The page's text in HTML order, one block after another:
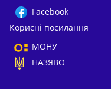
Facebook
Корисні посилання
МОНУ
НАЗЯВО